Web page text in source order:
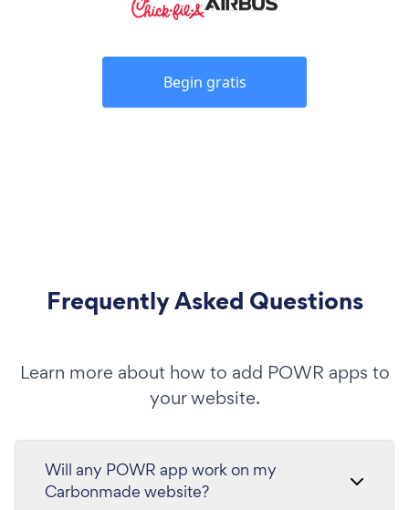
Begin gratis
Frequently Asked Questions
Learn more about how to add POWR apps to
your website.
Will any POWR app work on my
Carbonmade website?